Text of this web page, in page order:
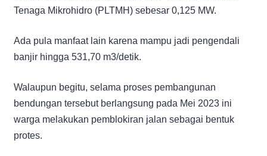
Tenaga Mikrohidro (PLTMH) sebesar 0,125 MW.
Ada pula manfaat lain karena mampu jadi pengendali
banjir hingga 531,70 m3/detik.
Walaupun begitu, selama proses pembangunan
bendungan tersebut berlangsung pada Mei 2023 ini
warga melakukan pemblokiran jalan sebagai bentuk
protes.